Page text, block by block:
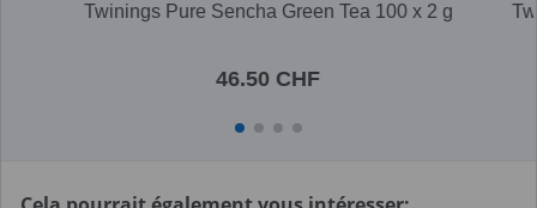
Twinings Pure Sencha Green Tea 100 x 2 g
46.50 CHF